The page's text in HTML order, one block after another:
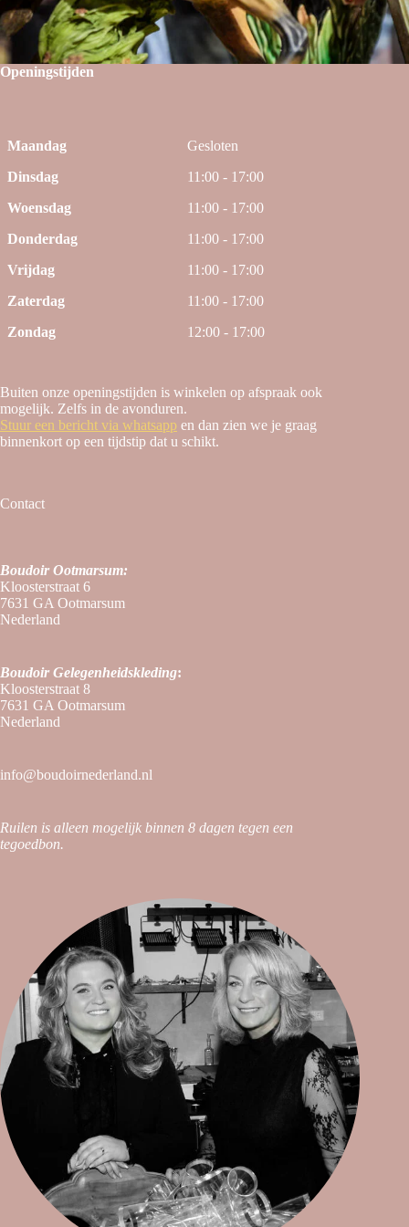
Openingstijden
Maandag
Gesloten
Dinsdag
11:00 - 17:00
Woensdag
11:00 - 17:00
Donderdag
11:00 - 17:00
Vrijdag
11:00 - 17:00
Zaterdag
11:00 - 17:00
Zondag
12:00 - 17:00
Buiten onze openingstijden is winkelen op afspraak ook
mogelijk. Zelfs in de avonduren.
Stuur een bericht via whatsapp en dan zien we je graag
binnenkort op een tijdstip dat u schikt.
Contact
Boudoir Ootmarsum:
Kloosterstraat 6
7631 GA Ootmarsum
Nederland
Boudoir Gelegenheidskleding:
Kloosterstraat 8
7631 GA Ootmarsum
Nederland
info@boudoirnederland.nl
Ruilen is alleen mogelijk binnen 8 dagen tegen een
tegoedbon.